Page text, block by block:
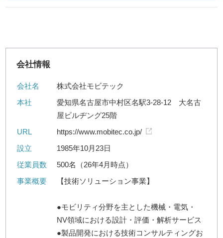
会社情報
会社名
株式会社モビテック
本社
愛知県名古屋市中村区名駅3-28-12 大名古
屋ビルヂング25階
URL
https://www.mobitec.co.jp/
設立
1985年10月23日
従業員数
500名（26年4月時点）
事業概要
【技術ソリューション事業】
●モビリティ分野を主とした機械・電気・
NV領域における設計・評価・解析サービス
●製品開発における技術コンサルティングお